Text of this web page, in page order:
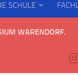
SCHULE
WARENDORF.